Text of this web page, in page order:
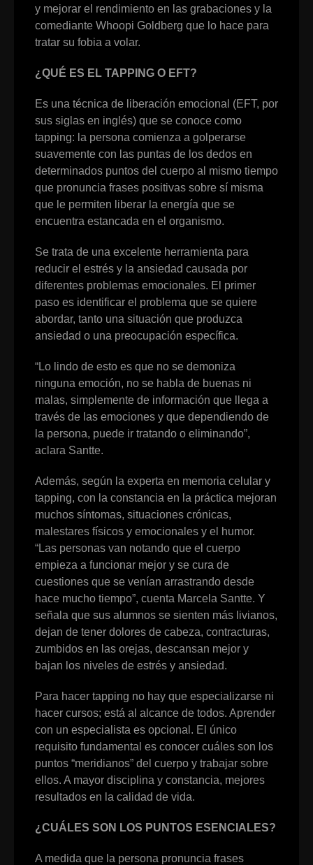
y mejorar el rendimiento en las grabaciones y la
comediante Whoopi Goldberg que lo hace para
tratar su fobia a volar.
¿QUÉ ES EL TAPPING O EFT?
Es una técnica de liberación emocional (EFT, por
sus siglas en inglés) que se conoce como
tapping: la persona comienza a golperarse
suavemente con las puntas de los dedos en
determinados puntos del cuerpo al mismo tiempo
que pronuncia frases positivas sobre sí misma
que le permiten liberar la energía que se
encuentra estancada en el organismo.
Se trata de una excelente herramienta para
reducir el estrés y la ansiedad causada por
diferentes problemas emocionales. El primer
paso es identificar el problema que se quiere
abordar, tanto una situación que produzca
ansiedad o una preocupación específica.
“Lo lindo de esto es que no se demoniza
ninguna emoción, no se habla de buenas ni
malas, simplemente de información que llega a
través de las emociones y que dependiendo de
la persona, puede ir tratando o eliminando”,
aclara Santte.
Además, según la experta en memoria celular y
tapping, con la constancia en la práctica mejoran
muchos síntomas, situaciones crónicas,
malestares físicos y emocionales y el humor.
“Las personas van notando que el cuerpo
empieza a funcionar mejor y se cura de
cuestiones que se venían arrastrando desde
hace mucho tiempo”, cuenta Marcela Santte. Y
señala que sus alumnos se sienten más livianos,
dejan de tener dolores de cabeza, contracturas,
zumbidos en las orejas, descansan mejor y
bajan los niveles de estrés y ansiedad.
Para hacer tapping no hay que especializarse ni
hacer cursos; está al alcance de todos. Aprender
con un especialista es opcional. El único
requisito fundamental es conocer cuáles son los
puntos “meridianos” del cuerpo y trabajar sobre
ellos. A mayor disciplina y constancia, mejores
resultados en la calidad de vida.
¿CUÁLES SON LOS PUNTOS ESENCIALES?
A medida que la persona pronuncia frases